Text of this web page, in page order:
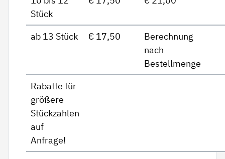
Stück
ab 13 Stück € 17,50
Berechnung
nach
Bestellmenge
Rabatte für
größere
Stückzahlen
auf
Anfrage!